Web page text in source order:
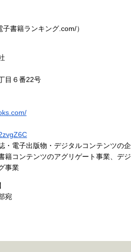
子書籍ランキング.com/）
目６番22号
・電子出版物・デジタルコンテンツの企
籍コンテンツのアグリゲート事業、デジ
事業
宛